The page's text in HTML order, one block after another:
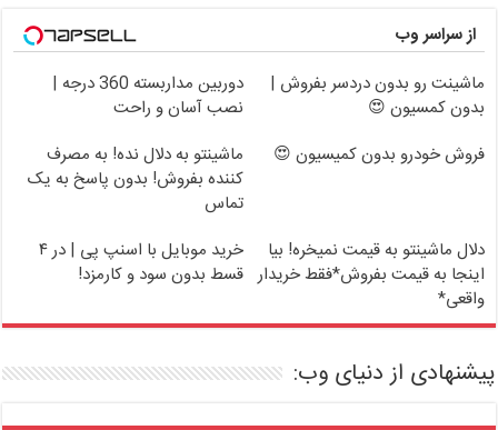
از سراسر وب
ماشینت رو بدون دردسر بفروش |
بدون کمسیون 😍
دوربین مداربسته 360 درجه |
نصب آسان و راحت
فروش خودرو بدون کمیسیون 😍
ماشینتو به دلال نده! به مصرف
کننده بفروش! بدون پاسخ به یک
تماس
دلال ماشینتو به قیمت نمیخره! بیا
اینجا به قیمت بفروش*فقط خریدار
واقعی*
خرید موبایل با اسنپ پی | در ۴
قسط بدون سود و کارمزد!
پیشنهادی از دنیای وب: